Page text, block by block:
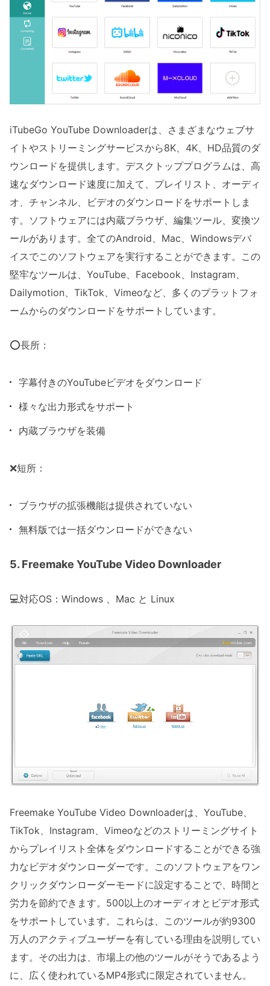
iTubeGo YouTube Downloaderは、さまざまなウェブサ
イトやストリーミングサービスから8K、4K、HD品質のダ
ウンロードを提供します。デスクトッププログラムは、高
速なダウンロード速度に加えて、プレイリスト、オーディ
オ、チャンネル、ビデオのダウンロードをサポートしま
す。ソフトウェアには内蔵ブラウザ、編集ツール、変換ツ
ールがあります。全てのAndroid、Mac、Windowsデバ
イスでこのソフトウェアを実行することができます。この
堅牢なツールは、YouTube、Facebook、Instagram、
Dailymotion、TikTok、Vimeoなど、多くのプラットフォ
ームからのダウンロードをサポートしています。
⭕長所：
字幕付きのYouTubeビデオをダウンロード
様々な出力形式をサポート
内蔵ブラウザを装備
❌短所：
ブラウザの拡張機能は提供されていない
無料版では一括ダウンロードができない
5. Freemake YouTube Video Downloader
💻対応OS：Windows 、Mac と Linux
Freemake YouTube Video Downloaderは、YouTube、
TikTok、Instagram、Vimeoなどのストリーミングサイト
からプレイリスト全体をダウンロードすることができる強
力なビデオダウンローダーです。このソフトウェアをワン
クリックダウンローダーモードに設定することで、時間と
労力を節約できます。500以上のオーディオとビデオ形式
をサポートしています。これらは、このツールが約9300
万人のアクティブユーザーを有している理由を説明してい
ます。その出力は、市場上の他のツールがそうであるよう
に、広く使われているMP4形式に限定されていません。